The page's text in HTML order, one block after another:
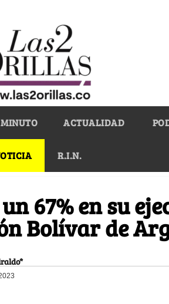
ACTUALIDAD
R.I.N.
67% en su
Bolívar de